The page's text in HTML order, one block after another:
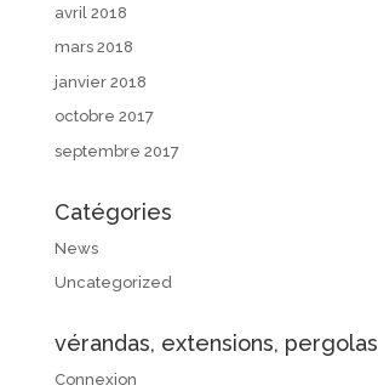
avril 2018
mars 2018
janvier 2018
octobre 2017
septembre 2017
Catégories
News
Uncategorized
vérandas, extensions, pergolas
Connexion